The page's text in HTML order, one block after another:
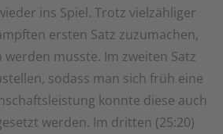
ins Spiel. Trotz vielzähliger
ersten Satz zuzumachen,
musste. Im zweiten Satz
sodass man sich früh eine
konnte diese auch
werden. Im dritten (25:20)